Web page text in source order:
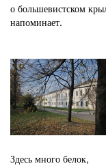
о большевистском
напоминает.
Здесь много белок,